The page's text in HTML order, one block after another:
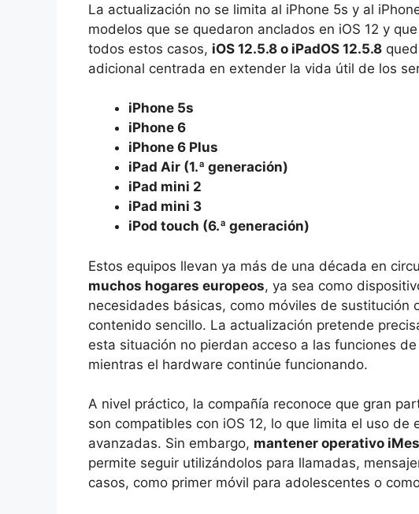
La actualización no se limita al iPhone 5s y al
modelos que se quedaron anclados en iOS 12 y
todos estos casos, iOS 12.5.8 o iPadOS 12.5.8
adicional centrada en extender la vida útil de los
iPhone 5s
iPhone 6
iPhone 6 Plus
iPad Air (1.ª generación)
iPad mini 2
iPad mini 3
iPod touch (6.ª generación)
Estos equipos llevan ya más de una década en
muchos hogares europeos, ya sea como
necesidades básicas, como móviles de sustitución
contenido sencillo. La actualización pretende
esta situación no pierdan acceso a las funciones
mientras el hardware continúe funcionando.
A nivel práctico, la compañía reconoce que gran
son compatibles con iOS 12, lo que limita el uso
avanzadas. Sin embargo, mantener operativo
permite seguir utilizándolos para llamadas,
casos, como primer móvil para adolescentes o